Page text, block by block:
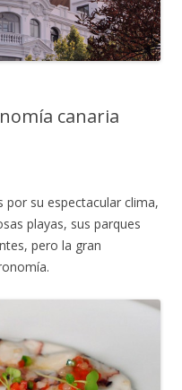
canaria
por su espectacular clima,
playas, sus parques
pero la gran